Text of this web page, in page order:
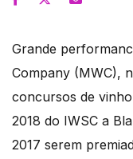
Grande
Company (MWC),
concursos de
2018 do IWSC a
2017 serem